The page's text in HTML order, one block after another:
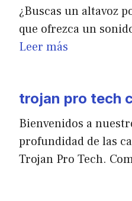
¿Buscas un altavoz
que ofrezca un
Leer más
trojan pro tech
Bienvenidos a
profundidad de las
Trojan Pro Tech.